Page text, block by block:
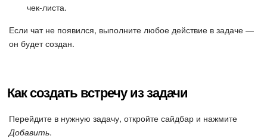
чек-листа.
Если чат не появился, выполните любое действие в задаче —
он будет создан.
Как создать встречу из задачи
Перейдите в нужную задачу, откройте сайдбар и нажмите
Добавить.